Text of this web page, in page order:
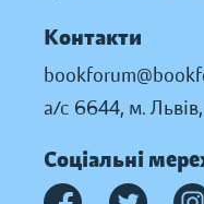
Контакти
а/с 6644, м.
Соціальні